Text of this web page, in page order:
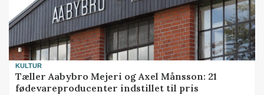
KULTUR
Tæller Aabybro Mejeri og Axel Månsson: 21
fødevareproducenter indstillet til pris